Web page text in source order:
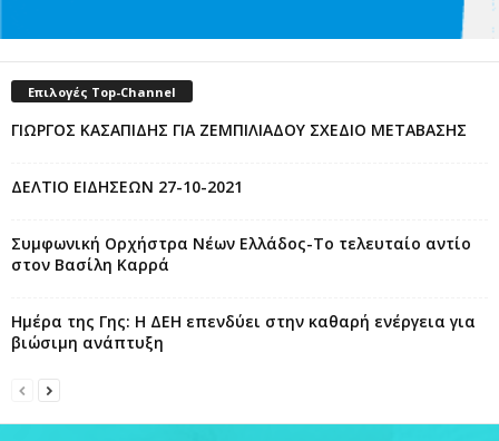
Επιλογές Top-Channel
ΓΙΩΡΓΟΣ ΚΑΣΑΠΙΔΗΣ ΓΙΑ ΖΕΜΠΙΛΙΑΔΟΥ ΣΧΕΔΙΟ ΜΕΤΑΒΑΣΗΣ
ΔΕΛΤΙΟ ΕΙΔΗΣΕΩΝ 27-10-2021
Συμφωνική Ορχήστρα Νέων Ελλάδος-Το τελευταίο αντίο
στον Βασίλη Καρρά
Ημέρα της Γης: Η ΔΕΗ επενδύει στην καθαρή ενέργεια για
βιώσιμη ανάπτυξη